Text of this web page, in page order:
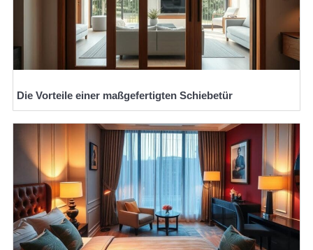
Die Vorteile einer maßgefertigten Schiebetür